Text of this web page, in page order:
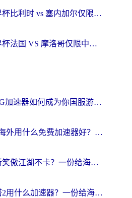
在海外看世界杯比利时 vs 塞内加尔仅限中国大陆？我找到了最流畅的中文解说之路
在国外看世界杯法国 VS 摩洛哥仅限中国大陆？海外党这样看中文解说赛事不卡顿
在澳洲，BanG加速器如何成为你国服游戏的“时光机”？
玩崩坏学园2海外用什么免费加速器好？2026海外党亲测国服游戏加速指南
国外如何玩新笑傲江湖不卡？一份给海外游子的终极网络指南
在南非玩刀塔2用什么加速器？一份给海外游子的终极生存指南